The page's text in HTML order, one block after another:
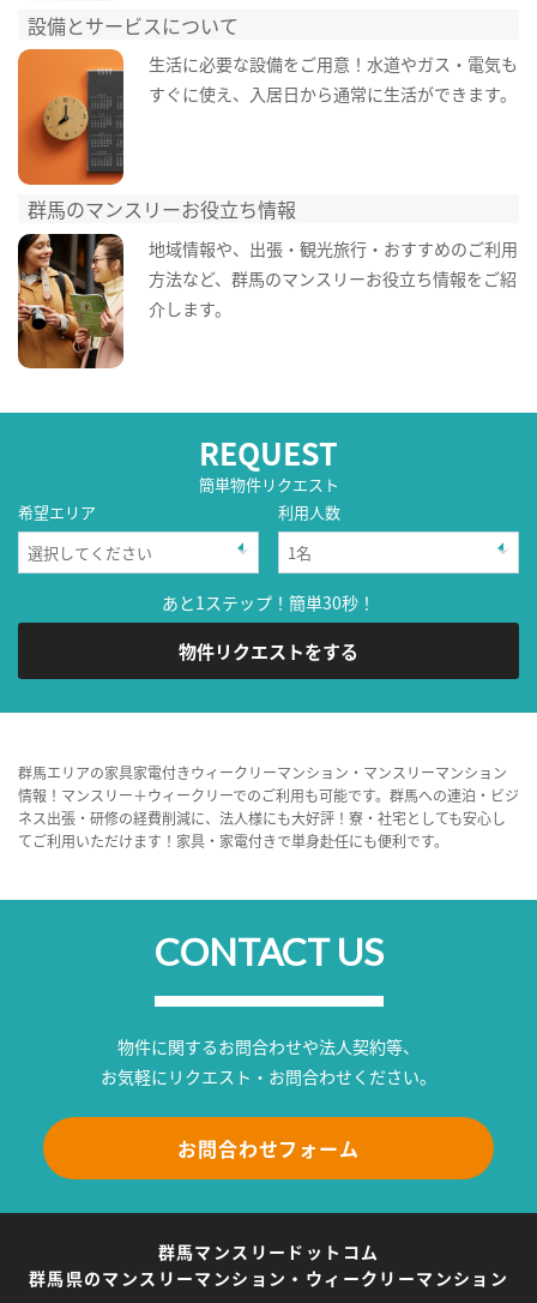
設備とサービスについて
生活に必要な設備をご用意！水道やガス・電気も
すぐに使え、入居日から通常に生活ができます。
群馬のマンスリーお役立ち情報
地域情報や、出張・観光旅行・おすすめのご利用
方法など、群馬のマンスリーお役立ち情報をご紹
介します。
REQUEST
簡単物件リクエスト
希望エリア
利用人数
あと1ステップ！簡単30秒！
物件リクエストをする
群馬エリアの家具家電付きウィークリーマンション・マンスリーマンション
情報！マンスリー＋ウィークリーでのご利用も可能です。群馬への連泊・ビジ
ネス出張・研修の経費削減に、法人様にも大好評！寮・社宅としても安心し
てご利用いただけます！家具・家電付きで単身赴任にも便利です。
CONTACT US
物件に関するお問合わせや法人契約等、
お気軽にリクエスト・お問合わせください。
お問合わせフォーム
群馬マンスリードットコム
群馬県のマンスリーマンション・ウィークリーマンション